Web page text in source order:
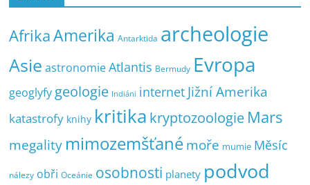
AfrikaAmerika Antarktida archeologie
Asie astronomie Atlantis Bermudy Evropa
geoglyfy geologie Indiáni internet Jižní Amerika
katastrofy knihy kritika kryptozoologie Mars
megality mimozemšťanémoře mumie Měsíc
nálezy obři Oceánie osobnosti planety podvod